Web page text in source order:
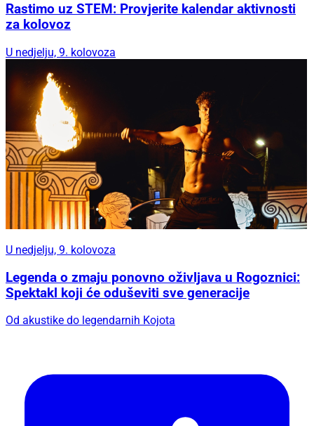
Rastimo uz STEM: Provjerite kalendar aktivnosti
za kolovoz
U nedjelju, 9. kolovoza
U nedjelju, 9. kolovoza
Legenda o zmaju ponovno oživljava u Rogoznici:
Spektakl koji će oduševiti sve generacije
Od akustike do legendarnih Kojota